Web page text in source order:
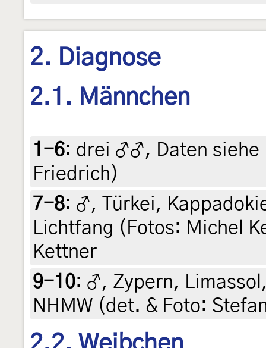
2. Diagnose
2.1. Männchen
1-6: drei ♂♂, Daten siehe
Friedrich)
7-8: ♂, Türkei,
Lichtfang (Fotos: Michel
Kettner
9-10: ♂, Zypern,
NHMW (det. & Foto: